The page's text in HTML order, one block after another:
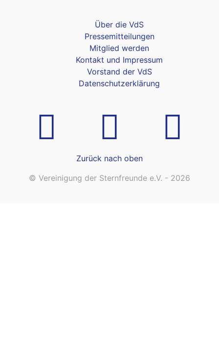
Über die VdS
Pressemitteilungen
Mitglied werden
Kontakt und Impressum
Vorstand der VdS
Datenschutzerklärung
Zurück nach oben
© Vereinigung der Sternfreunde e.V. - 2026